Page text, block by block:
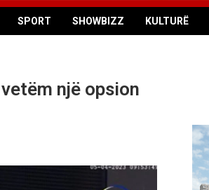
SPORT SHOWBIZZ KULTURË
një opsion